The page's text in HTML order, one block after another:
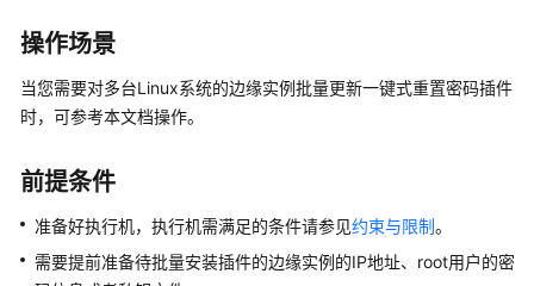
品
绍
速
门
用
操作场景
当您需要对多台Linux系统的边缘实例批量更新一键式重置密码插件
时，可参考本文档操作。
前提条件
准备好执行机，执行机需满足的条件请参见约束与限制。
需要提前准备待批量安装插件的边缘实例的IP地址、root用户的密